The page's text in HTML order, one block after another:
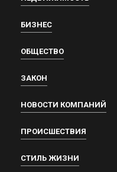
БИЗНЕС
ОБЩЕСТВО
ЗАКОН
НОВОСТИ КОМПАНИЙ
ПРОИСШЕСТВИЯ
СТИЛЬ ЖИЗНИ